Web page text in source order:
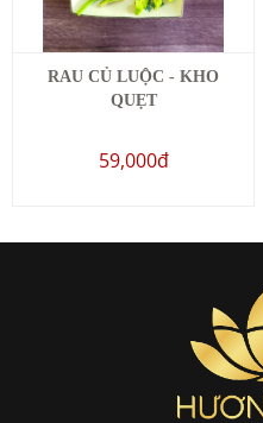
RAU CỦ LUỘC - KHO
QUẸT
59,000đ